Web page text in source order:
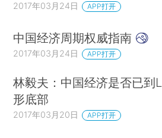
2017年03月24日 APP打开
中国经济周期权威指南
2017年03月24日 APP打开
林毅夫：中国经济是否已到L
形底部
2017年03月20日 APP打开